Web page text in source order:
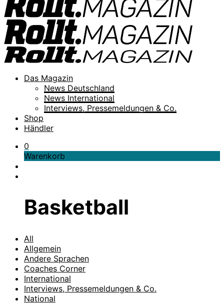
Das Magazin
News Deutschland
News International
Interviews, Pressemeldungen & Co.
Shop
Händler
0
Warenkorb
Basketball
All
Allgemein
Andere Sprachen
Coaches Corner
International
Interviews, Pressemeldungen & Co.
National